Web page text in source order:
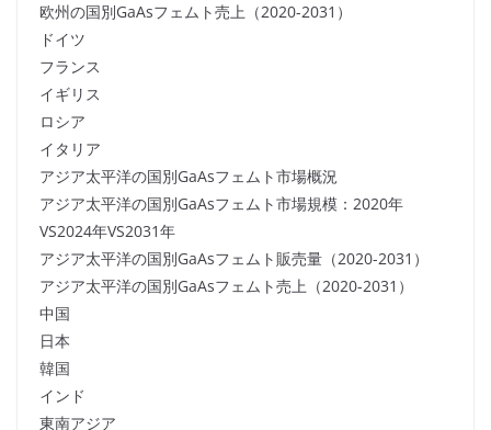
欧州の国別GaAsフェムト売上（2020-2031）
ドイツ
フランス
イギリス
ロシア
イタリア
アジア太平洋の国別GaAsフェムト市場概況
アジア太平洋の国別GaAsフェムト市場規模：2020年
VS2024年VS2031年
アジア太平洋の国別GaAsフェムト販売量（2020-2031）
アジア太平洋の国別GaAsフェムト売上（2020-2031）
中国
日本
韓国
インド
東南アジア